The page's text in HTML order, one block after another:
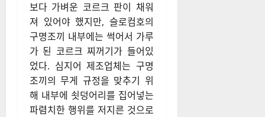
보다 가벼운 코르크 판이 채워
져 있어야 했지만, 슬로컴호의
구명조끼 내부에는 썩어서 가루
가 된 코르크 찌꺼기가 들어있
었다. 심지어 제조업체는 구명
조끼의 무게 규정을 맞추기 위
해 내부에 쇳덩어리를 집어넣는
파렴치한 행위를 저지른 것으로